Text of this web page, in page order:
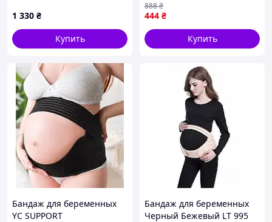
после родов;
Назначение: до
родов, после родов;
Функция:
поддержка, опорный
ремень, снятие
нагрузки;
Материал: 35%
нейлон, 30% латекс,
30% полиэстер.
1 330 ₴
Купить
послеродовый бандаж, FRC
444 ₴
888₴
Купить
Бандаж для беременных
YC SUPPORT
Бандаж для беременных
Черный Бежевый LT 995